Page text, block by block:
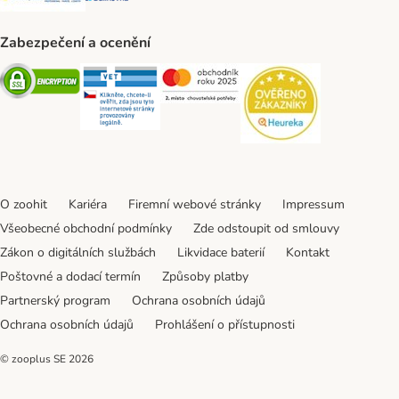
Zabezpečení a ocenění
Security Security Security
O zoohit Kariéra Firemní webové stránky
Impressum
Všeobecné obchodní podmínky
Zde odstoupit od smlouvy
Zákon o digitálních službách
Likvidace baterií
Kontakt
Poštovné a dodací termín
Způsoby platby
Partnerský program
Ochrana osobních údajů
Ochrana osobních údajů
Prohlášení o přístupnosti
© zooplus SE 2026